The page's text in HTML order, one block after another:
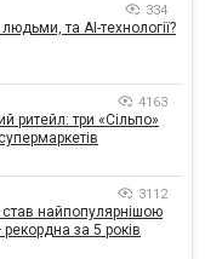
334
та AI-технології?
4163
ритейл: три «Сільпо»
3112
найпопулярнішою
рекордна за 5 років